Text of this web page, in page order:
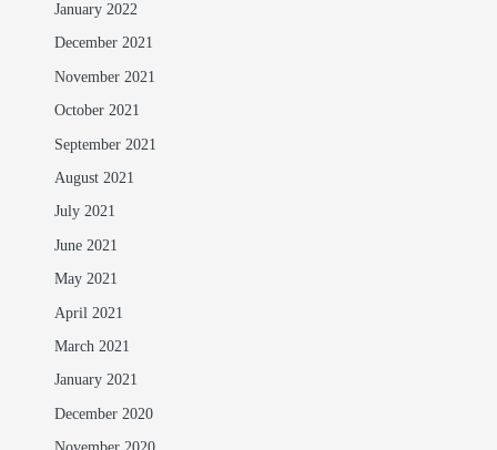
January 2022
December 2021
November 2021
October 2021
September 2021
August 2021
July 2021
June 2021
May 2021
April 2021
March 2021
January 2021
December 2020